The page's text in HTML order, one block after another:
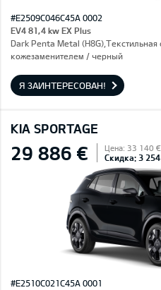
#E2509C046C45A 0002
EV4 81,4 kw EX Plus
Dark Penta Metal (H8G),Текстильная
кожезаменителем / черный
Я ЗАИНТЕРЕСОВАН!
KIA SPORTAGE
29 886 € Цена: 33 140 €
Скидка: 3
#E2510C021C45A 0001